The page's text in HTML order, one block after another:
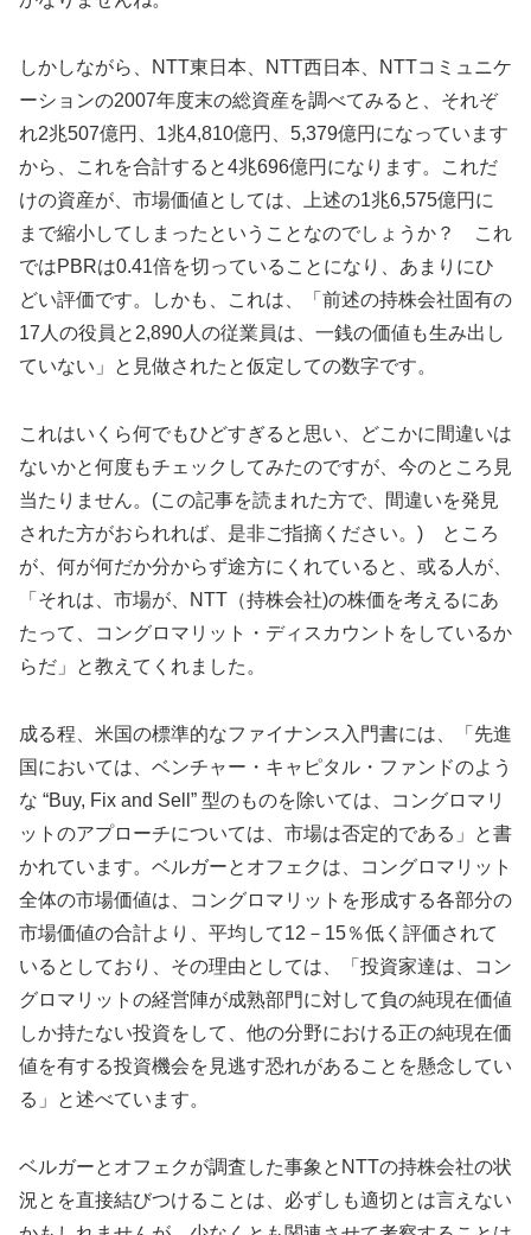
しかしながら、NTT東日本、NTT西日本、NTTコミュニケ
ーションの2007年度末の総資産を調べてみると、それぞ
れ2兆507億円、1兆4,810億円、5,379億円になっています
から、これを合計すると4兆696億円になります。これだ
けの資産が、市場価値としては、上述の1兆6,575億円に
まで縮小してしまったということなのでしょうか？ これ
ではPBRは0.41倍を切っていることになり、あまりにひ
どい評価です。しかも、これは、「前述の持株会社固有の
17人の役員と2,890人の従業員は、一銭の価値も生み出し
ていない」と見做されたと仮定しての数字です。
これはいくら何でもひどすぎると思い、どこかに間違いは
ないかと何度もチェックしてみたのですが、今のところ見
当たりません。(この記事を読まれた方で、間違いを発見
された方がおられれば、是非ご指摘ください。) ところ
が、何が何だか分からず途方にくれていると、或る人が、
「それは、市場が、NTT（持株会社)の株価を考えるにあ
たって、コングロマリット・ディスカウントをしているか
らだ」と教えてくれました。
成る程、米国の標準的なファイナンス入門書には、「先進
国においては、ベンチャー・キャピタル・ファンドのよう
な “Buy, Fix and Sell” 型のものを除いては、コングロマリ
ットのアプローチについては、市場は否定的である」と書
かれています。ベルガーとオフェクは、コングロマリット
全体の市場価値は、コングロマリットを形成する各部分の
市場価値の合計より、平均して12－15％低く評価されて
いるとしており、その理由としては、「投資家達は、コン
グロマリットの経営陣が成熟部門に対して負の純現在価値
しか持たない投資をして、他の分野における正の純現在価
値を有する投資機会を見逃す恐れがあることを懸念してい
る」と述べています。
ベルガーとオフェクが調査した事象とNTTの持株会社の状
況とを直接結びつけることは、必ずしも適切とは言えない